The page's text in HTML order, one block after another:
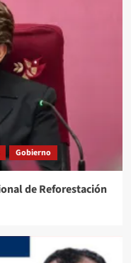
Gobierno
de Reforestación